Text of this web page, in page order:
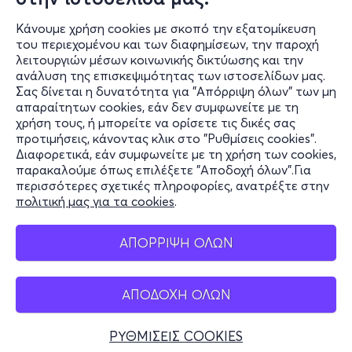
Κάνουμε χρήση cookies με σκοπό την εξατομίκευση
του περιεχομένου και των διαφημίσεων, την παροχή
λειτουργιών μέσων κοινωνικής δικτύωσης και την
ανάλυση της επισκεψιμότητας των ιστοσελίδων μας.
Σας δίνεται η δυνατότητα για "Απόρριψη όλων" των μη
απαραίτητων cookies, εάν δεν συμφωνείτε με τη
χρήση τους, ή μπορείτε να ορίσετε τις δικές σας
προτιμήσεις, κάνοντας κλικ στο "Ρυθμίσεις cookies".
Διαφορετικά, εάν συμφωνείτε με τη χρήση των cookies,
παρακαλούμε όπως επιλέξετε "Αποδοχή όλων".Για
περισσότερες σχετικές πληροφορίες, ανατρέξτε στην
πολιτική μας για τα cookies.
ΑΠΟΡΡΙΨΗ ΟΛΩΝ
ΑΠΟΔΟΧΗ ΟΛΩΝ
ΡΥΘΜΙΣΕΙΣ COOKIES
21:00
ΑΝΘΟΛΟΓΙΟ | 30 χρόνια σταντ-απ | ΑΘΗΝΑ
Αλέξη Παυλή 37, Ampelokipi 115 24
Panormix - Πανόρμου, Αττική
από 10€
Εισιτήρια